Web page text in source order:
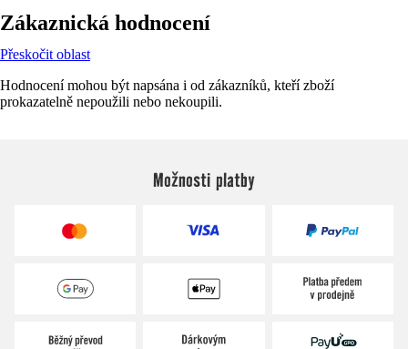
Zákaznická hodnocení
Přeskočit oblast
Hodnocení mohou být napsána i od zákazníků, kteří zboží
prokazatelně nepoužili nebo nekoupili.
Možnosti platby